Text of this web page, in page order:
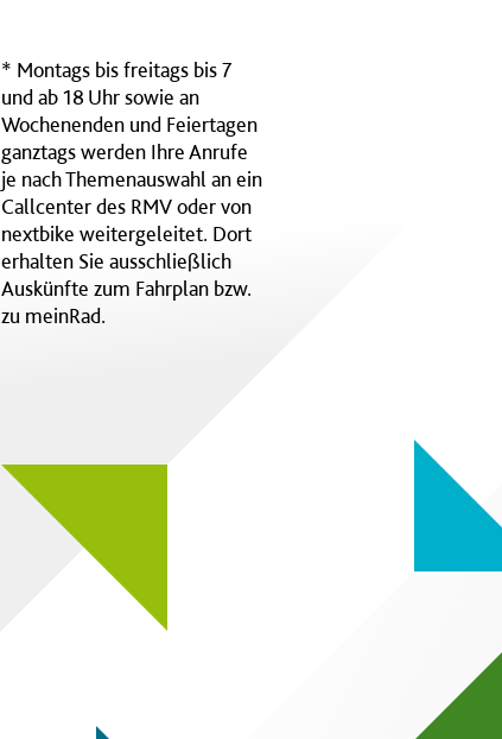
* Montags bis freitags bis 7
und ab 18 Uhr sowie an
Wochenenden und Feiertagen
ganztags werden Ihre Anrufe
je nach Themenauswahl an ein
Callcenter des RMV oder von
nextbike weitergeleitet. Dort
erhalten Sie ausschließlich
Auskünfte zum Fahrplan bzw.
zu meinRad.